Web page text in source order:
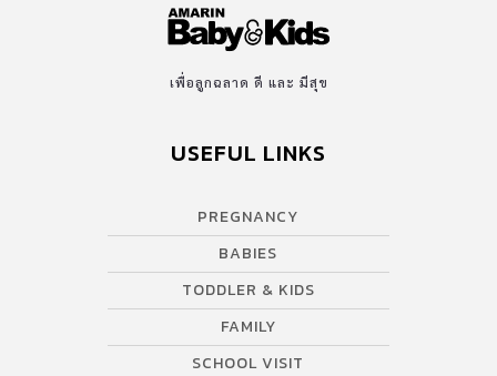
เพื่อลูกฉลาด ดี และ มีสุข
USEFUL LINKS
PREGNANCY
BABIES
TODDLER & KIDS
FAMILY
SCHOOL VISIT